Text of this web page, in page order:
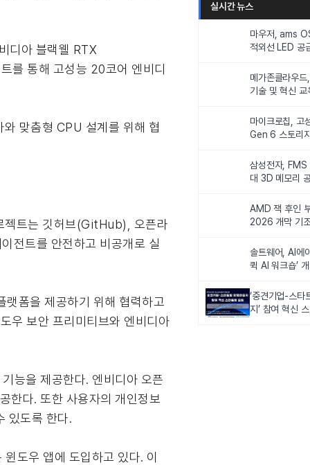
디아 블랙웰 RTX
통해 고성능 20코어 엔비디
맞춤형 CPU 설계를 위해 협
젝트는 깃허브(GitHub), 오픈라
전트를 안전하고 비공개로 실
랫폼을 제공하기 위해 협력하고
우 보안 프리미티브와 엔비디아
능을 제공한다. 엔비디아 오픈
한다. 또한 사용자의 개인정보
있도록 한다.
도우 앱에 도입하고 있다. 이
실시간 뉴스
마우저, ams
적외선 LED 공
메가존클라우드
기술 및 혁신
마이크로칩, 고
Gen 6 스토리
삼성전자,
대 3D 메모리
AMD 잭 후인
2026 개막 기
솔트웨어, AI에
퀵 AI 워크숍’
‘중견기업-스타
지’ 참여 혁신